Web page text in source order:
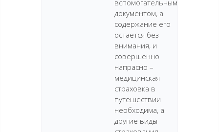
вспомогательным
документом, а
содержание его
остается без
внимания, и
совершенно
напрасно –
медицинская
страховка в
путешествии
необходима, а
другие виды